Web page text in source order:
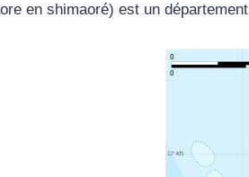
en shimaoré) est un